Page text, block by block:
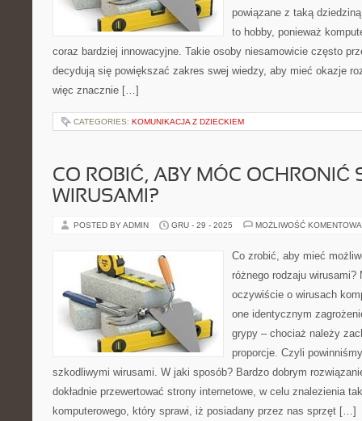
powiązane z taką
to hobby, ponieważ
coraz bardziej innowacyjne. Takie osoby niesamowicie często
decydują się powiększać zakres swej wiedzy, aby mieć okazje
więc znacznie […]
CATEGORIES: KOMUNIKACJA Z DZIECKIEM
CO ROBIĆ, ABY MÓC OCHRONIĆ
WIRUSAMI?
POSTED BY ADMIN GRU - 29 - 2025 MOŻLIWOŚĆ
Co zrobić, aby mieć
różnego rodzaju
oczywiście o wirusach
one identycznym
grypy – chociaż należy
proporcje. Czyli
szkodliwymi wirusami. W jaki sposób? Bardzo dobrym
dokładnie przewertować strony internetowe, w celu znalezienia
komputerowego, który sprawi, iż posiadany przez nas sprzęt […]